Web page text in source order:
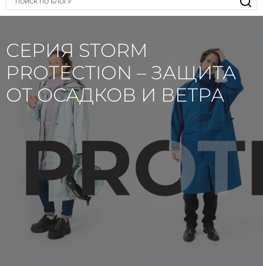
СЕРИЯ STORM
PROTECTION – ЗАЩИТА
ОТ ОСАДКОВ И ВЕТРА